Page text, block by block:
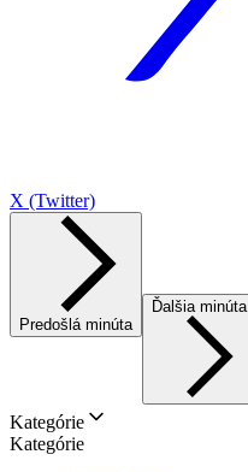
X (Twitter)
Predošlá minúta
Ďalšia minúta
Kategórie
Kategórie